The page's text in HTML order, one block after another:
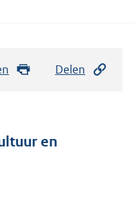
Delen
en